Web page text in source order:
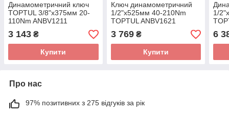
Динамометричний ключ
TOPTUL 3/8"x375мм 20-
110Nm ANBV1211
3 143 ₴
Купити
Ключ динамометричний
1/2"x525мм 40-210Nm
TOPTUL ANBV1621
3 769₴
Купити
1/
6
Про нас
97% позитивних з 275 відгуків за рік